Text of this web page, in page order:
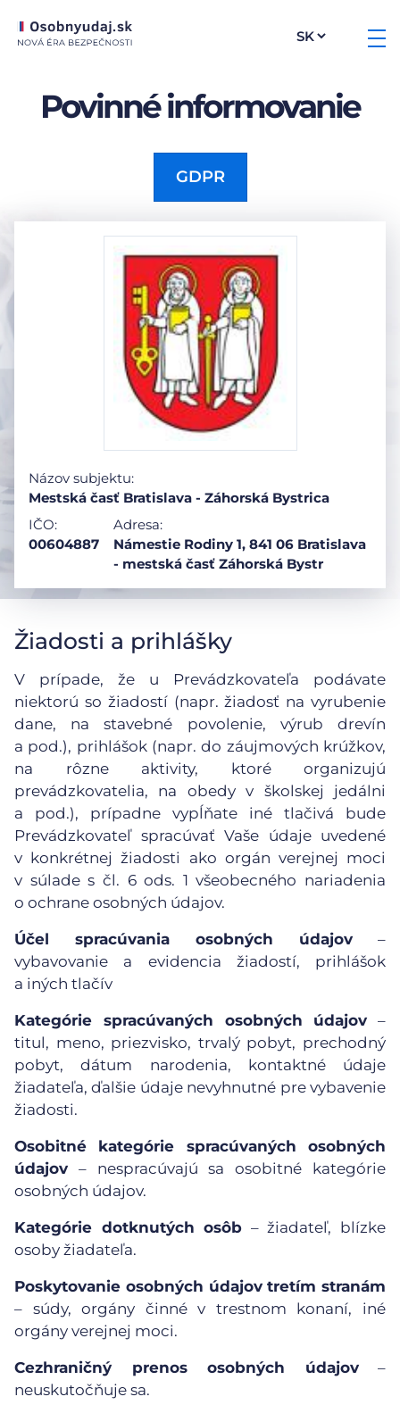
Povinné informovanie
GDPR
Názov subjektu:
Mestská časť Bratislava - Záhorská Bystrica
IČO:
00604887
Adresa:
Námestie Rodiny 1, 841 06 Bratislava
- mestská časť Záhorská Bystr
Žiadosti a prihlášky
V prípade, že u Prevádzkovateľa podávate
niektorú so žiadostí (napr. žiadosť na vyrubenie
dane, na stavebné povolenie, výrub drevín
a pod.), prihlášok (napr. do záujmových krúžkov,
na rôzne aktivity, ktoré organizujú
prevádzkovatelia, na obedy v školskej jedálni
a pod.), prípadne vypĺňate iné tlačivá bude
Prevádzkovateľ spracúvať Vaše údaje uvedené
v konkrétnej žiadosti ako orgán verejnej moci
v súlade s čl. 6 ods. 1 všeobecného nariadenia
o ochrane osobných údajov.
Účel spracúvania osobných údajov –
vybavovanie a evidencia žiadostí, prihlášok
a iných tlačív
Kategórie spracúvaných osobných údajov –
titul, meno, priezvisko, trvalý pobyt, prechodný
pobyt, dátum narodenia, kontaktné údaje
žiadateľa, ďalšie údaje nevyhnutné pre vybavenie
žiadosti.
Osobitné kategórie spracúvaných osobných
údajov – nespracúvajú sa osobitné kategórie
osobných údajov.
Kategórie dotknutých osôb – žiadateľ, blízke
osoby žiadateľa.
Poskytovanie osobných údajov tretím stranám
– súdy, orgány činné v trestnom konaní, iné
orgány verejnej moci.
Cezhraničný prenos osobných údajov–
neuskutočňuje sa.